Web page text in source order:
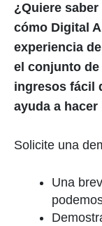
¿Quiere
cómo Digital
experiencia
el conjunto
ingresos fácil
ayuda a
Solicite una
Una